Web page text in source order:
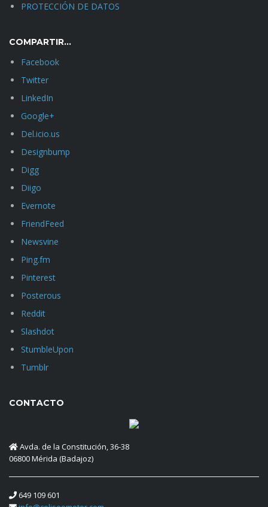
PROTECCIÓN DE DATOS
COMPARTIR…
Facebook
Twitter
LinkedIn
Google+
Del.icio.us
Designbump
Digg
Diigo
Evernote
FriendFeed
Newsvine
Ping.fm
Pinterest
Posterous
Reddit
Slashdot
StumbleUpon
Tumblr
CONTACTO
Avda. de la Constitución, 36-38
06800 Mérida (Badajoz)
649 109 601